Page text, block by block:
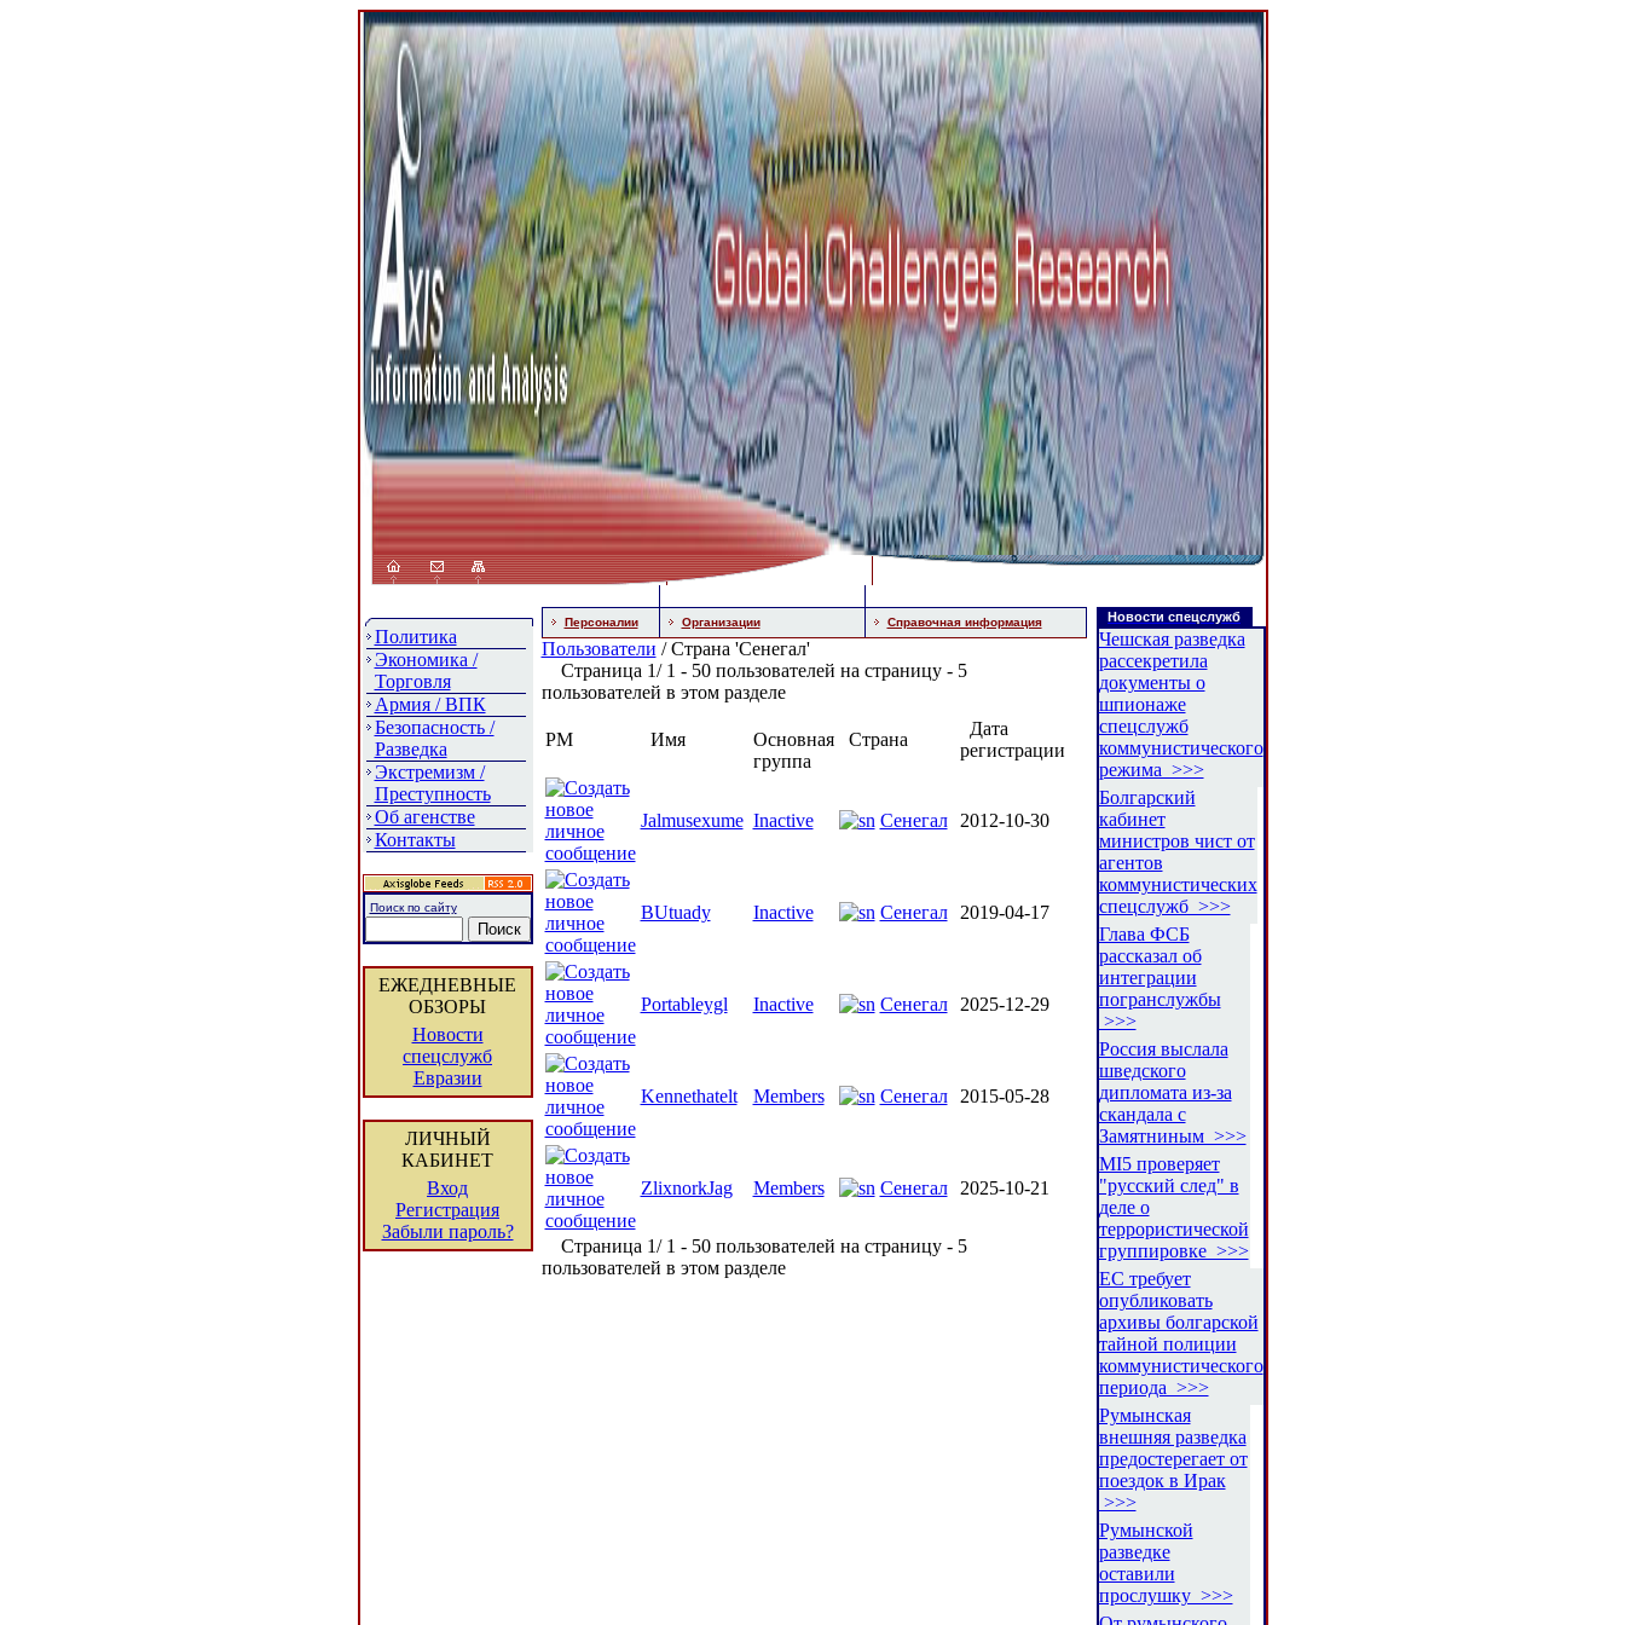
Политика
Экономика /
Торговля
Армия / ВПК
Безопасность /
Разведка
Экстремизм /
Преступность
Об агенстве
Контакты
Поиск по сайту
ЕЖЕДНЕВНЫЕ
ОБЗОРЫ
Новости
спецслужб
Евразии
ЛИЧНЫЙ
КАБИНЕТ
Вход
Регистрация
Забыли пароль?
Персоналии Организации Справочная информация
Пользователи / Страна 'Сенегал'
Страница 1/ 1 - 50 пользователей на страницу - 5
пользователей в этом разделе
PM Имя
Основная
группа
Страна
Дата
регистрации
Jalmusexume Inactive Сенегал 2012-10-30
BUtuady Inactive Сенегал 2019-04-17
Portableygl Inactive Сенегал 2025-12-29
Kennethatelt Members Сенегал 2015-05-28
ZlixnorkJag Members Сенегал 2025-10-21
Страница 1/ 1 - 50 пользователей на страницу - 5
пользователей в этом разделе
Новости спецслужб
Чешская разведка
рассекретила
документы о
шпионаже
спецслужб
коммунистического
режима >>>
Болгарский
кабинет
министров чист от
агентов
коммунистических
спецслужб >>>
Глава ФСБ
рассказал об
интеграции
погранслужбы
>>>
Россия выслала
шведского
дипломата из-за
скандала с
Замятниным >>>
MI5 проверяет
"русский след" в
деле о
террористической
группировке >>>
ЕС требует
опубликовать
архивы болгарской
тайной полиции
коммунистического
периода >>>
Румынская
внешняя разведка
предостерегает от
поездок в Ирак
>>>
Румынской
разведке
оставили
прослушку >>>